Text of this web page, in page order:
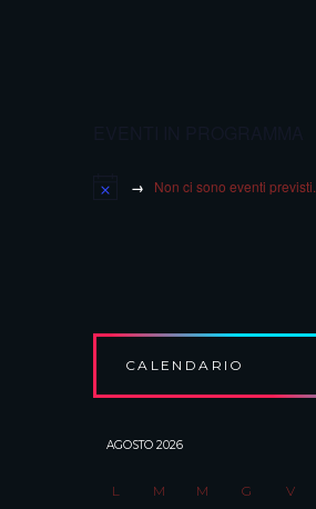
Non ci sono eventi previsti.
CALENDARIO
AGOSTO 2026
L M M G V